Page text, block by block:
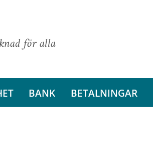
för alla
BANK BETALNINGAR